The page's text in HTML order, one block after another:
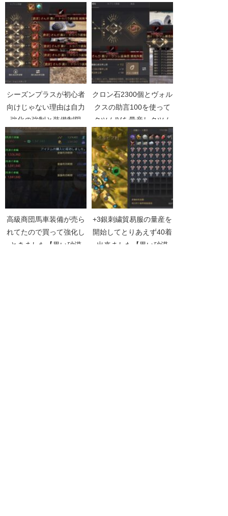
漠Part1908】
シーズンプラスが初心者
向けじゃない理由は自力
強化の強制と装備制限
【黒い砂漠Part3682】
クロン石2300個とヴォル
クスの助言100を使って
クツムIVを量産しクツム
Vへ複数チャレンジ【黒
い砂漠Part3548】
高級商団馬車装備が売ら
れてたので買って強化し
ときました【黒い砂漠
+3銀刺繍貿易服の量産を
開始してとりあえず40着
出来ました【黒い砂漠